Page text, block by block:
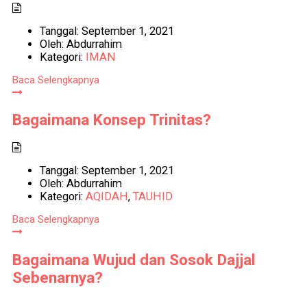
Tanggal: September 1, 2021
Oleh: Abdurrahim
Kategori: IMAN
Baca Selengkapnya
Bagaimana Konsep Trinitas?
Tanggal: September 1, 2021
Oleh: Abdurrahim
Kategori: AQIDAH, TAUHID
Baca Selengkapnya
Bagaimana Wujud dan Sosok Dajjal
Sebenarnya?